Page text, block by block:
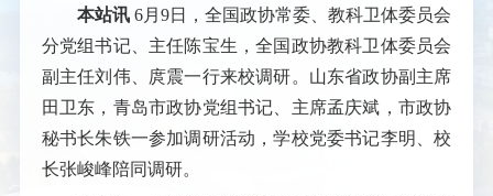
本站讯 6月9日，全国政协常委、教科卫体委员会
分党组书记、主任陈宝生，全国政协教科卫体委员会
副主任刘伟、庹震一行来校调研。山东省政协副主席
田卫东，青岛市政协党组书记、主席孟庆斌，市政协
秘书长朱铁一参加调研活动，学校党委书记李明、校
长张峻峰陪同调研。